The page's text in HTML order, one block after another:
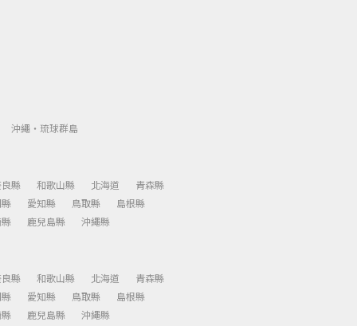
沖繩・琉球群島
縣 和歌山縣 北海道
青森縣
愛知縣 鳥取縣
島根縣
鹿兒島縣 沖繩縣
縣 和歌山縣 北海道
青森縣
愛知縣 鳥取縣
島根縣
鹿兒島縣 沖繩縣